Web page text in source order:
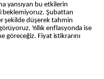
yansıyan bu etkilerin
beklemiyoruz. Şubattan
şekilde düşerek tahmin
Yıllık enflasyonda ise
göreceğiz. Fiyat istikrarını